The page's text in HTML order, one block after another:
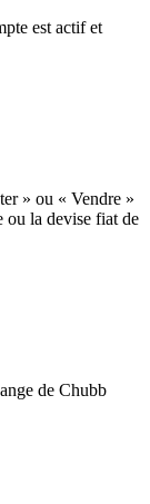
est actif et
» ou « Vendre »
ou la devise fiat de
de Chubb